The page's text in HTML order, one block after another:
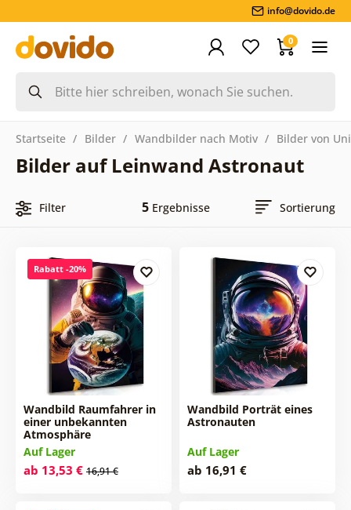
info@dovido.de
0
Startseite Bilder Wandbilder nach Motiv Bilder von
Bilder auf Leinwand Astronaut
Filter 5Ergebnisse Sortierung
Rabatt -20%
Wandbild Raumfahrer in
einer unbekannten
Atmosphäre
Auf Lager
ab 13,53 € 16,91 €
Wandbild Porträt eines
Astronauten
Auf Lager
ab 16,91 €